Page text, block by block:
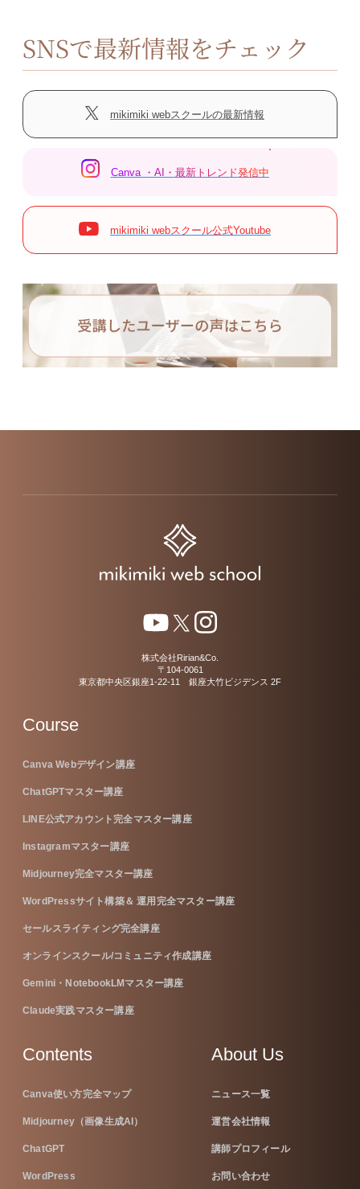
SNSで最新情報をチェック
mikimiki webスクールの最新情報
Canva ・AI・最新トレンド発信中
mikimiki webスクール公式Youtube
株式会社Ririan&Co.
〒104-0061
東京都中央区銀座1-22-11 銀座大竹ビジデンス 2F
Course
Canva Webデザイン講座
ChatGPTマスター講座
LINE公式アカウント完全マスター講座
Instagramマスター講座
Midjourney完全マスター講座
WordPressサイト構築＆ 運用完全マスター講座
セールスライティング完全講座
オンラインスクール/コミュニティ作成講座
Gemini・NotebookLMマスター講座
Claude実践マスター講座
Contents
Canva使い方完全マップ
Midjourney（画像生成AI）
ChatGPT
WordPress
About Us
ニュース一覧
運営会社情報
講師プロフィール
お問い合わせ